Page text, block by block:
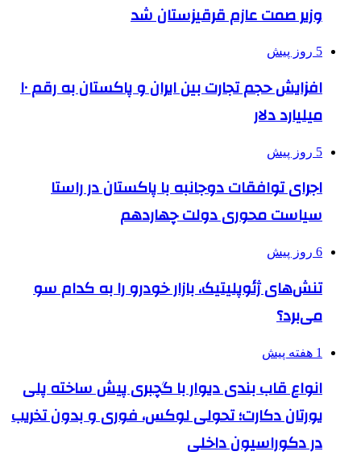
وزیر صمت عازم قرقیزستان شد
5 روز پیش
افزایش حجم تجارت بین ایران و پاکستان به رقم ۱۰
میلیارد دلار
5 روز پیش
اجرای توافقات دوجانبه با پاکستان در راستا
سیاست محوری دولت چهاردهم
6 روز پیش
تنش‌های ژئوپلیتیک، بازار خودرو را به کدام سو
می‌برد؟
1 هفته پیش
انواع قاب بندی دیوار با گچبری پیش ساخته پلی
یورتان دکارت؛ تحولی لوکس، فوری و بدون تخریب
در دکوراسیون داخلی